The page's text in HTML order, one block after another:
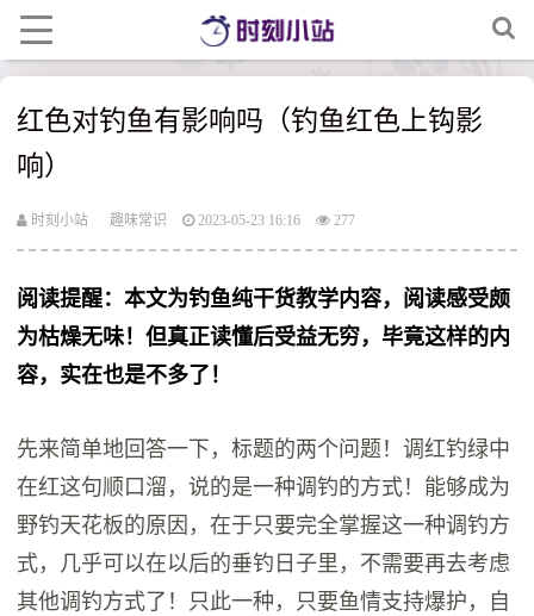
红色对钓鱼有影响吗（钓鱼红色上钩影
响）
时刻小站 趣味常识 2023-05-23 16:16 277
阅读提醒：本文为钓鱼纯干货教学内容，阅读感受颇
为枯燥无味！但真正读懂后受益无穷，毕竟这样的内
容，实在也是不多了！
先来简单地回答一下，标题的两个问题！调红钓绿中
在红这句顺口溜，说的是一种调钓的方式！能够成为
野钓天花板的原因，在于只要完全掌握这一种调钓方
式，几乎可以在以后的垂钓日子里，不需要再去考虑
其他调钓方式了！只此一种，只要鱼情支持爆护，自